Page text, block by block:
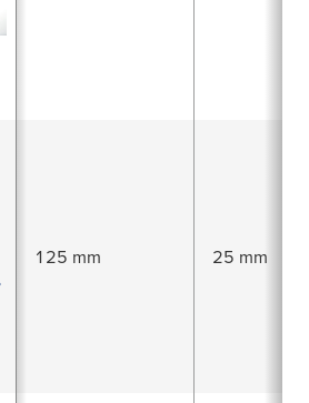
125 mm 25 mm